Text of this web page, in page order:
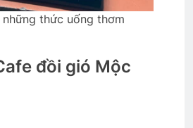
thức uống thơm
đồi gió Mộc